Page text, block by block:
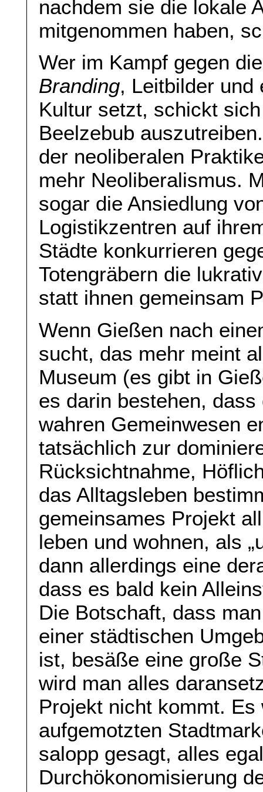
nachdem sie die lokale
mitgenommen haben,
Wer im Kampf gegen
Branding, Leitbilder und
Kultur setzt, schickt
Beelzebub
der neoliberalen
mehr Neoliberalismus.
sogar die Ansiedlung
Logistikzentren auf
Städte konkurrieren
Totengräbern die
statt ihnen gemeinsam
Wenn Gießen nach
sucht, das mehr meint
Museum (es gibt in
es darin bestehen,
wahren Gemeinwesen
tatsächlich zur
Rücksichtnahme,
das Alltagsleben
gemeinsames Projekt
leben und wohnen, als
dann allerdings eine
dass es bald kein
Die Botschaft, dass
einer städtischen
ist, besäße eine große
wird man alles
Projekt nicht kommt.
aufgemotzten
salopp gesagt, alles
Durchökonomisierung